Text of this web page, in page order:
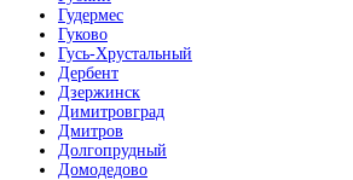
Гудермес
Гуково
Гусь-Хрустальный
Дербент
Дзержинск
Димитровград
Дмитров
Долгопрудный
Домодедово